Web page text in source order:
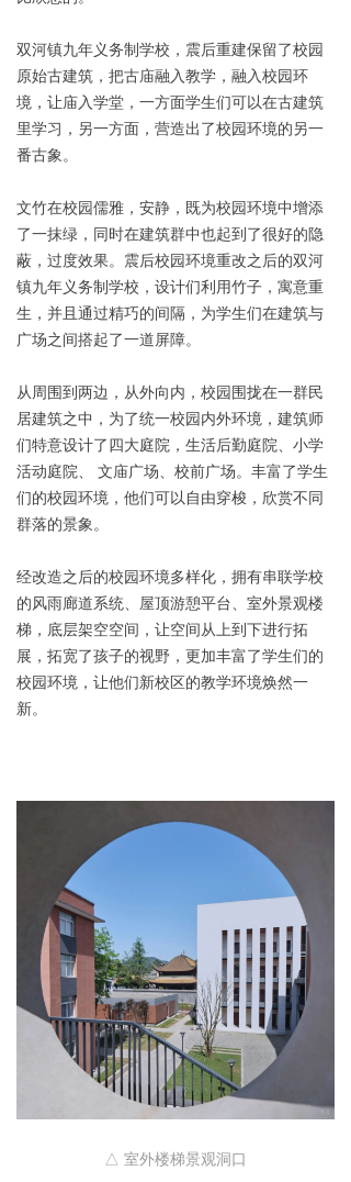
双河镇九年义务制学校，震后重建保留了校园
原始古建筑，把古庙融入教学，融入校园环
境，让庙入学堂，一方面学生们可以在古建筑
里学习，另一方面，营造出了校园环境的另一
番古象。
文竹在校园儒雅，安静，既为校园环境中增添
了一抹绿，同时在建筑群中也起到了很好的隐
蔽，过度效果。震后校园环境重改之后的双河
镇九年义务制学校，设计们利用竹子，寓意重
生，并且通过精巧的间隔，为学生们在建筑与
广场之间搭起了一道屏障。
从周围到两边，从外向内，校园围拢在一群民
居建筑之中，为了统一校园内外环境，建筑师
们特意设计了四大庭院，生活后勤庭院、小学
活动庭院、 文庙广场、校前广场。丰富了学生
们的校园环境，他们可以自由穿梭，欣赏不同
群落的景象。
经改造之后的校园环境多样化，拥有串联学校
的风雨廊道系统、屋顶游憩平台、室外景观楼
梯，底层架空空间，让空间从上到下进行拓
展，拓宽了孩子的视野，更加丰富了学生们的
校园环境，让他们新校区的教学环境焕然一
新。
△ 室外楼梯景观洞口